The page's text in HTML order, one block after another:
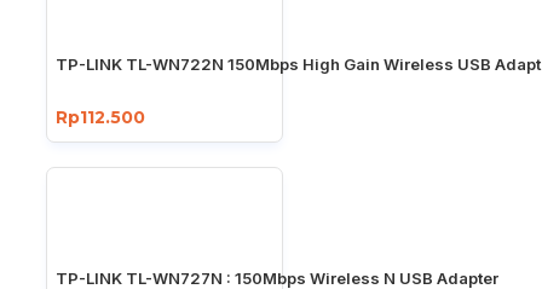
TP-LINK TL-WN722N 150Mbps High Gain Wireless USB
Rp112.500
TP-LINK TL-WN727N : 150Mbps Wireless N USB Adapter